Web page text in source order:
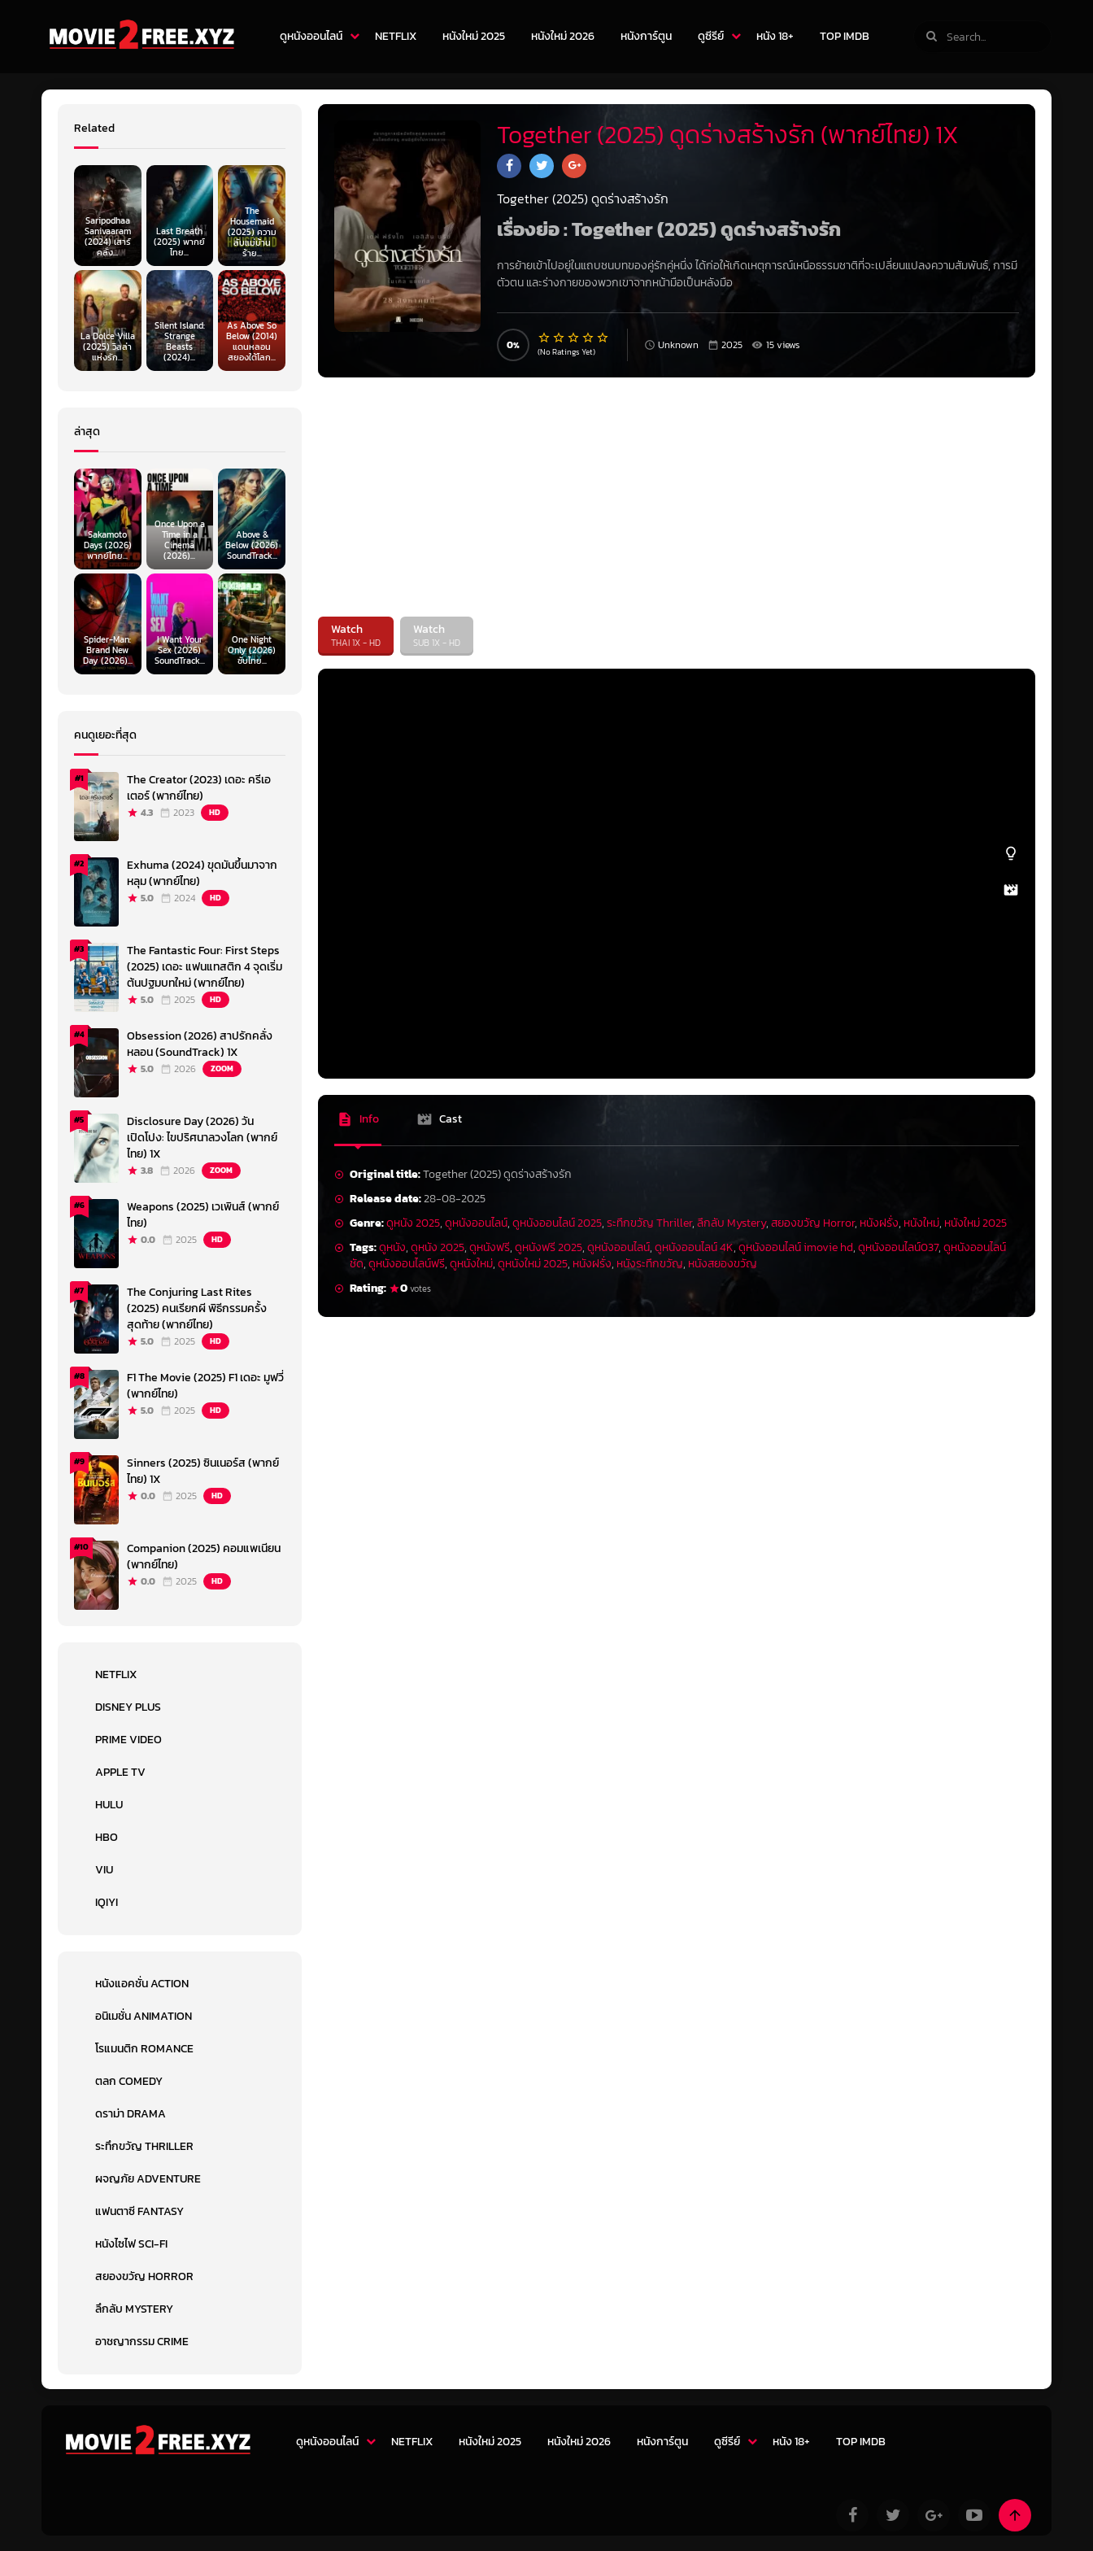
ดูหนังออนไลน์ NETFLIX หนังใหม่ 2025 หนังใหม่ 2026 หนังการ์ตูน ดูซีรีย์ หนัง 18+ TOP IMDB
Together (2025) ดูดร่างสร้างรัก (พากย์ไทย) 1X
Together (2025) ดูดร่างสร้างรัก
เรื่องย่อ : Together (2025) ดูดร่างสร้างรัก
การย้ายเข้าไปอยู่ในแถบชนบทของคู่รักคู่หนึ่ง ได้ก่อให้เกิดเหตุการณ์เหนือธรรมชาติที่จะเปลี่ยนแปลงความสัมพันธ์, การมี
ตัวตน และร่างกายของพวกเขาจากหน้ามือเป็นหลังมือ
0 (No Ratings Yet) Unknown 2025 15 views
Watch
THAI 1X - HD
Watch
SUB 1X - HD
Info Cast
Original title:Together (2025) ดูดร่างสร้างรัก
Release date:28-08-2025
Genre:ดูหนัง 2025,ดูหนังออนไลน์,ดูหนังออนไลน์ 2025,ระทึกขวัญ Thriller,ลึกลับ Mystery,สยองขวัญ Horror, หนังฝรั่ง, หนังใหม่, หนังใหม่ 2025
Tags:ดูหนัง,ดูหนัง 2025,ดูหนังฟรี,ดูหนังฟรี 2025,ดูหนังออนไลน์,ดูหนังออนไลน์ 4K,ดูหนังออนไลน์ imovie hd,ดูหนังออนไลน์037,ดูหนังออนไลน์
ชัด,ดูหนังออนไลน์ฟรี,ดูหนังใหม่,ดูหนังใหม่ 2025, หนังฝรั่ง, หนังระทึกขวัญ, หนังสยองขวัญ
Rating:
0votes
Related
Saripodhaa
Sanivaaram
(2024) เสาร์
คลั่ง...
Last Breath
(2025) พากย์
ไทย...
The
Housemaid
(2025) ความ
ลับแม่บ้าน
ร้าย...
La Dolce Villa
(2025) วิลล่า
แห่งรัก...
Silent Island:
Strange
Beasts
(2024)...
As Above So
Below (2014)
แดนหลอน
สยองใต้โลก...
ล่าสุด
Sakamoto
Days (2026)
พากย์ไทย...
Once Upon a
Time in a
Cinema
(2026)...
Above &
Below (2026)
SoundTrack...
Spider-Man:
Brand New
Day (2026)...
I Want Your
Sex (2026)
SoundTrack...
One Night
Only (2026)
ซับไทย...
คนดูเยอะที่สุด
#1
The Creator (2023) เดอะ ครีเอ
เตอร์ (พากย์ไทย)
4.3 2023 HD
#2
Exhuma (2024) ขุดมันขึ้นมาจาก
หลุม (พากย์ไทย)
5.0 2024 HD
#3
The Fantastic Four: First Steps
(2025) เดอะ แฟนแทสติก 4 จุดเริ่ม
ต้นปฐมบทใหม่ (พากย์ไทย)
5.0 2025 HD
#4
Obsession (2026) สาปรักคลั่ง
หลอน (SoundTrack) 1X
5.0 2026 ZOOM
#5
Disclosure Day (2026) วัน
เปิดโปง: ไขปริศนาลวงโลก (พากย์
ไทย) 1X
3.8 2026 ZOOM
#6
Weapons (2025) เวเพินส์ (พากย์
ไทย)
0.0 2025 HD
#7
The Conjuring Last Rites
(2025) คนเรียกผี พิธีกรรมครั้ง
สุดท้าย (พากย์ไทย)
5.0 2025 HD
#8
F1 The Movie (2025) F1 เดอะ มูฟวี่
(พากย์ไทย)
5.0 2025 HD
#9
Sinners (2025) ซินเนอร์ส (พากย์
ไทย) 1X
0.0 2025 HD
#10
Companion (2025) คอมแพเนียน
(พากย์ไทย)
0.0 2025 HD
NETFLIX
DISNEY PLUS
PRIME VIDEO
APPLE TV
HULU
HBO
VIU
IQIYI
หนังแอคชั่น ACTION
อนิเมชั่น ANIMATION
โรแมนติก ROMANCE
ตลก COMEDY
ดราม่า DRAMA
ระทึกขวัญ THRILLER
ผจญภัย ADVENTURE
แฟนตาซี FANTASY
หนังไซไฟ SCI-FI
สยองขวัญ HORROR
ลึกลับ MYSTERY
อาชญากรรม CRIME
ดูหนังออนไลน์ NETFLIX หนังใหม่ 2025 หนังใหม่ 2026 หนังการ์ตูน ดูซีรีย์ หนัง 18+ TOP IMDB